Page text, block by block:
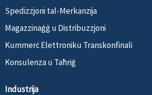
Spedizzjoni tal-Merkanzija
Magazzinaġġ u Distribuzzjoni
Kummerċ Elettroniku Transkonfinali
Konsulenza u Taħriġ
Industrija